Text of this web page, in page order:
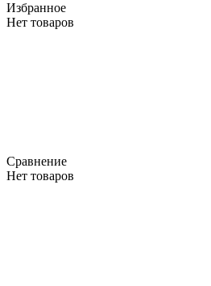
Избранное
Нет товаров
Сравнение
Нет товаров